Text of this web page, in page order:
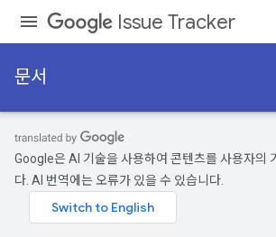
Issue Tracker
문서
Google은 AI 기술을 사용하여 콘텐츠를 사용자의
다. AI 번역에는 오류가 있을 수 있습니다.